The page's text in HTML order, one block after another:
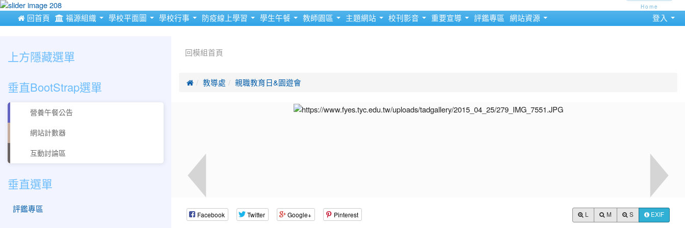
 回首頁 福源組織 學校平面圖 學校行事 防疫線上學習 學生午餐 教師園區 主題網站 校刊影音 重要宣導 評鑑專區 網站資源 登入
回模組首頁
 教導處 親職教育日&園遊會
Facebook Twitter Google+ Pinterest M S EXIF
上方隱藏選單
Home
垂直BootStrap選單
營養午餐公告
網站計數器
互動討論區
垂直選單
評鑑專區